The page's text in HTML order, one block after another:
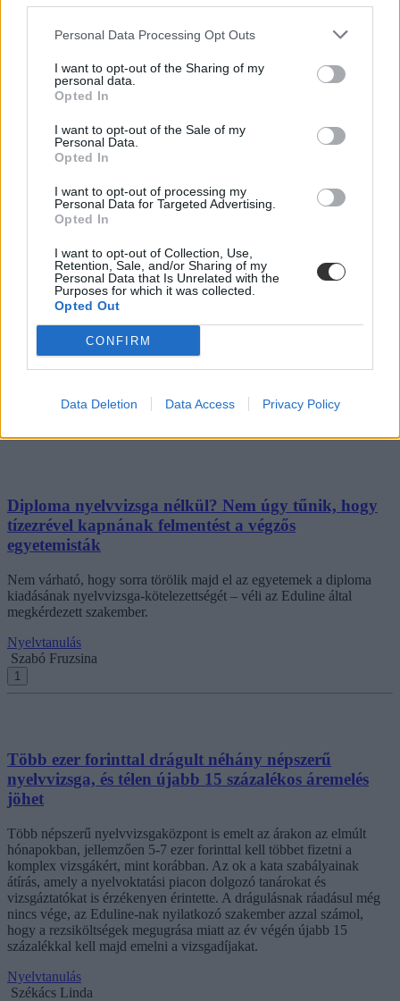
Personal Data Processing Opt Outs
I want to opt-out of the Sharing of my
personal data.
Opted In
I want to opt-out of the Sale of my
Personal Data.
Opted In
I want to opt-out of processing my
Personal Data for Targeted Advertising.
Opted In
I want to opt-out of Collection, Use,
Retention, Sale, and/or Sharing of my
Personal Data that Is Unrelated with the
Purposes for which it was collected.
Opted Out
CONFIRM
Data Deletion Data Access Privacy Policy
Néhány hónap alatt nyolc-tízezer forinttal
Van olyan nyelvvizsgaközpont, ahol a tavaly árakhoz képest most
lehetett rá: a „régi” kata megszűnése, az újabb nyelvvizsga-
amnesztia és az elszálló energiaárak sarokba szorították a
nyelvoktatási piacot.
Nyelvtanulás
Székács Linda
Teljesen ellehetetlenítheti idén télen a
nyelvvizsgáztatást az iskolák és egyetemek
rezsispórolása
A nyelvvizsgaközpontok is megérzik az elszabadult energiaárakat.
Közoktatás
Diploma nyelvvizsga nélkül? Nem úgy tűnik, hogy
tízezrével kapnának felmentést a végzős
egyetemisták
Nem várható, hogy sorra törölik majd el az egyetemek a diploma
kiadásának nyelvvizsga-kötelezettségét – véli az Eduline által
megkérdezett szakember.
Nyelvtanulás
Szabó Fruzsina
1
Több ezer forinttal drágult néhány népszerű
nyelvvizsga, és télen újabb 15 százalékos áremelés
jöhet
Több népszerű nyelvvizsgaközpont is emelt az árakon az elmúlt
hónapokban, jellemzően 5-7 ezer forinttal kell többet fizetni a
komplex vizsgákért, mint korábban. Az ok a kata szabályainak
átírás, amely a nyelvoktatási piacon dolgozó tanárokat és
vizsgáztatókat is érzékenyen érintette. A drágulásnak ráadásul még
nincs vége, az Eduline-nak nyilatkozó szakember azzal számol,
hogy a rezsiköltségek megugrása miatt az év végén újabb 15
százalékkal kell majd emelni a vizsgadíjakat.
Nyelvtanulás
Székács Linda